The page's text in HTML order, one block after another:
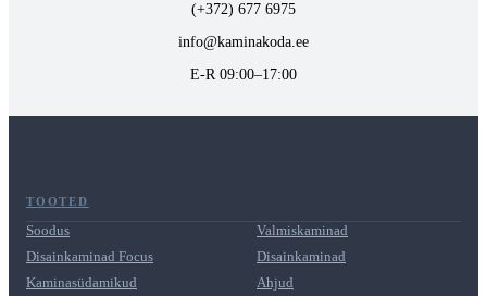
(+372) 677 6975
info@kaminakoda.ee
E-R 09:00–17:00
TOOTED
Soodus
Valmiskaminad
Disainkaminad Focus
Disainkaminad
Kaminasüdamikud
Ahjud